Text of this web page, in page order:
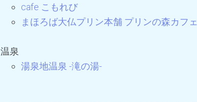
cafe こもれび
まほろば大仏プリン本舗 プリンの森カフェ
温泉
湯泉地温泉 -滝の湯-